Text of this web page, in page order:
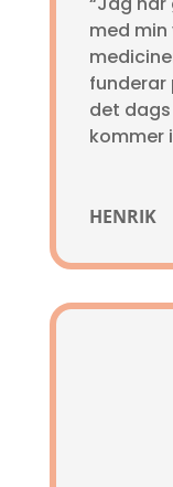
med
det
kommer
HENRIK